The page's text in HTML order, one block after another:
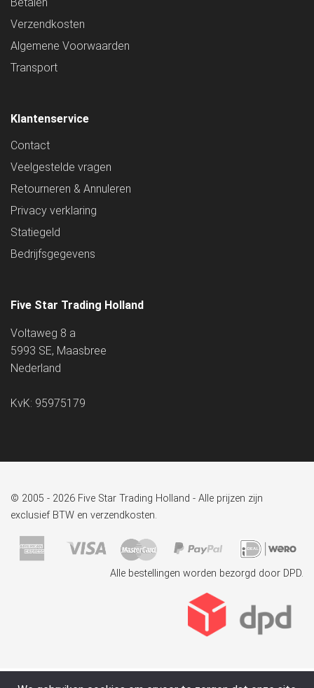
Verzendkosten
Algemene Voorwaarden
Transport
Klantenservice
Contact
Veelgestelde vragen
Retourneren & Annuleren
Privacy verklaring
Statiegeld
Bedrijfsgegevens
Five Star Trading Holland
Voltaweg 8 a
5993 SE, Maasbree
Nederland
KvK: 95975179
© 2005 - 2026 Five Star Trading Holland - Alle prijzen zijn
exclusief BTW en verzendkosten.
Alle bestellingen worden bezorgd door DPD.